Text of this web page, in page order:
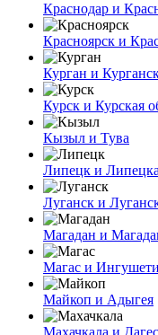
Краснодар и
Красноярск и
Курган и
Курск и Курская
Кызыл и Тува
Липецк и
Луганск и
Магадан и
Магас и
Майкоп и Адыгея